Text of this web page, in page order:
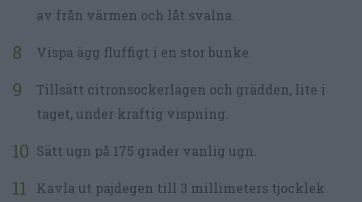
av från värmen och låt svalna.
Vispa ägg fluffigt i en stor bunke.
Tillsätt citronsockerlagen och grädden, lite i
taget, under kraftig vispning.
Sätt ugn på 175 grader vanlig ugn.
Kavla ut pajdegen till 3 millimeters tjocklek